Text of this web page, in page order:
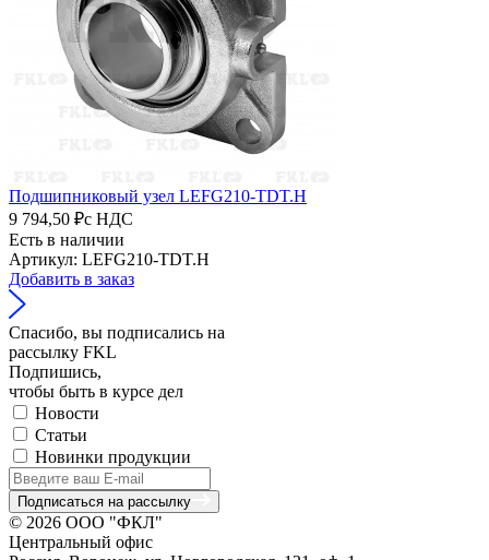
Подшипниковый узел LEFG210-TDT.H
9 794,50 ₽с НДС
Есть в наличии
Артикул: LEFG210-TDT.H
Добавить в заказ
Спасибо, вы подписались на
рассылку FKL
Подпишись,
чтобы быть в курсе дел
Новости
Статьи
Новинки продукции
Подписаться на рассылку
© 2026 ООО "ФКЛ"
Центральный офис